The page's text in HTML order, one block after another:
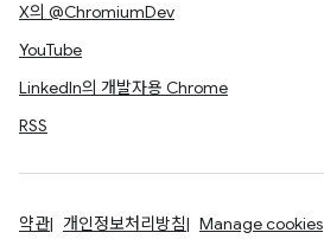
X의 @ChromiumDev
YouTube
LinkedIn의 개발자용 Chrome
RSS
약관 개인정보처리방침 Manage cookies